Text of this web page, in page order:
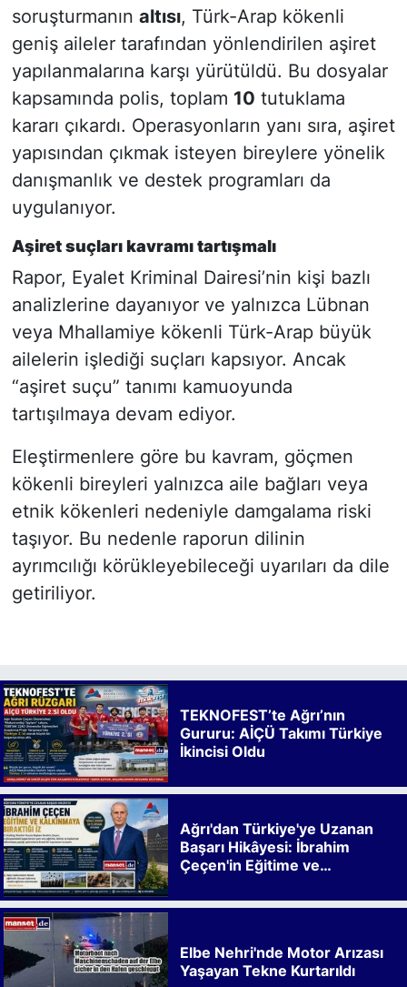
soruşturmanın altısı, Türk-Arap kökenli
geniş aileler tarafından yönlendirilen aşiret
yapılanmalarına karşı yürütüldü. Bu dosyalar
kapsamında polis, toplam 10 tutuklama
kararı çıkardı. Operasyonların yanı sıra, aşiret
yapısından çıkmak isteyen bireylere yönelik
danışmanlık ve destek programları da
uygulanıyor.
Aşiret suçları kavramı tartışmalı
Rapor, Eyalet Kriminal Dairesi’nin kişi bazlı
analizlerine dayanıyor ve yalnızca Lübnan
veya Mhallamiye kökenli Türk-Arap büyük
ailelerin işlediği suçları kapsıyor. Ancak
“aşiret suçu” tanımı kamuoyunda
tartışılmaya devam ediyor.
Eleştirmenlere göre bu kavram, göçmen
kökenli bireyleri yalnızca aile bağları veya
etnik kökenleri nedeniyle damgalama riski
taşıyor. Bu nedenle raporun dilinin
ayrımcılığı körükleyebileceği uyarıları da dile
getiriliyor.
TEKNOFEST’te Ağrı’nın
Gururu: AİÇÜ Takımı Türkiye
İkincisi Oldu
Ağrı'dan Türkiye'ye Uzanan
Başarı Hikâyesi: İbrahim
Çeçen'in Eğitime ve
Elbe Nehri'nde Motor Arızası
Yaşayan Tekne Kurtarıldı